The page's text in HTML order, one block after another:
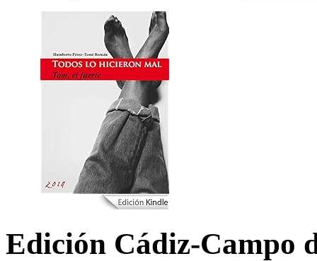
Edición Cádiz-Campo